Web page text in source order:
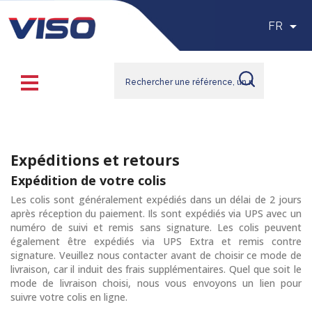
FR 
Expéditions et retours
Expédition de votre colis
Les colis sont généralement expédiés dans un délai de 2 jours
après réception du paiement. Ils sont expédiés via UPS avec un
numéro de suivi et remis sans signature. Les colis peuvent
également être expédiés via UPS Extra et remis contre
signature. Veuillez nous contacter avant de choisir ce mode de
livraison, car il induit des frais supplémentaires. Quel que soit le
mode de livraison choisi, nous vous envoyons un lien pour
suivre votre colis en ligne.